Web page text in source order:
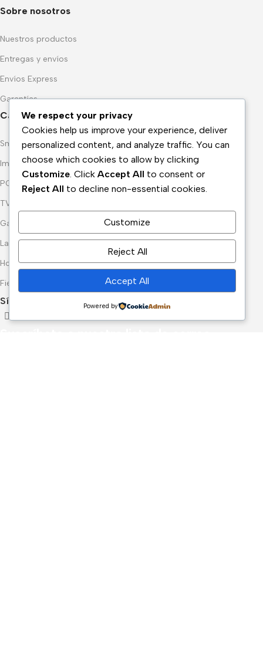
Sobre nosotros
Nuestros productos
Entregas y envíos
Envíos Express
Garantías
Categorias Popular
Smartphones
Impresión
PC & Componentes
TV & Audio
Gaming
Laptops, Tablets & PCs
Hogar
Fiestas & Celebraciones
Síguenos:
We respect your privacy
Cookies help us improve your experience, deliver
personalized content, and analyze traffic. You can
choose which cookies to allow by clicking
Customize . Click Accept All to consent or
Reject All to decline non-essential cookies.
Customize
Reject All
Accept All
Powered by